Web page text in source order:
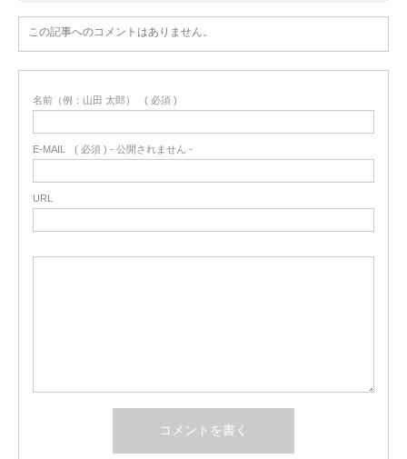
この記事へのコメントはありません。
名前（例：山田 太郎） ( 必須 )
E-MAIL ( 必須 ) - 公開されません -
URL